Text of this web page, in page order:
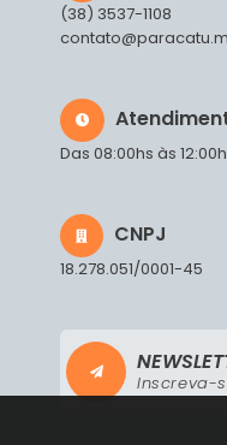
(38) 3537-1108
Das 08:00hs às
CNPJ
18.278.051/0001-45
Inscreva-